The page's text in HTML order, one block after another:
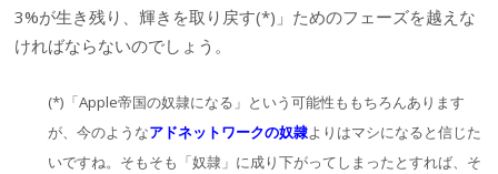
3%が生き残り、輝きを取り戻す(*)」ためのフェーズを越えな
ければならないのでしょう。
(*)「Apple帝国の奴隷になる」という可能性ももちろんあります
が、今のようなアドネットワークの奴隷よりはマシになると信じた
いですね。そもそも「奴隷」に成り下がってしまったとすれば、そ